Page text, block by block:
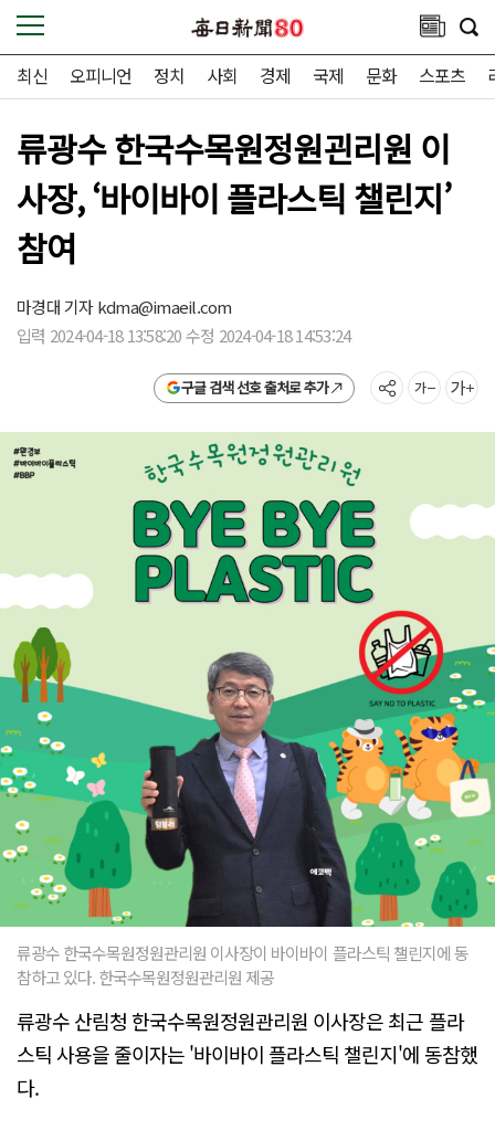
최신 오피니언 정치 사회 경제 국제 문화 스포츠
류광수 한국수목원정원괸리원 이
사장, ‘바이바이 플라스틱 챌린지’
참여
마경대 기자kdma@imaeil.com
입력 2024-04-18 13:58:20 수정 2024-04-18 14:53:24
구글 검색 선호 출처로 추가
류광수 한국수목원정원관리원 이사장이 바이바이 플라스틱 챌린지에 동
참하고 있다. 한국수목원정원관리원 제공
류광수 산림청 한국수목원정원관리원 이사장은 최근 플라
스틱 사용을 줄이자는 '바이바이 플라스틱 챌린지'에 동참했
다.